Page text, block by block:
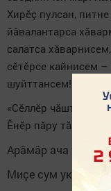
Хирӗç пулсан,
йăвалантарса
салатса
сӗтӗрсе кайнисем
шуйттансем!
«Сӗллӗр
Ӗнӗр пăру тăвать-и?
Арăмăр ача
Миçе сум укçăр